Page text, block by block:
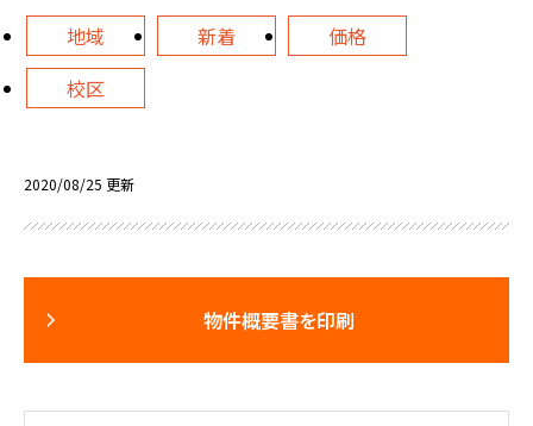
地域
新着
価格
校区
2020/08/25 更新
物件概要書を印刷